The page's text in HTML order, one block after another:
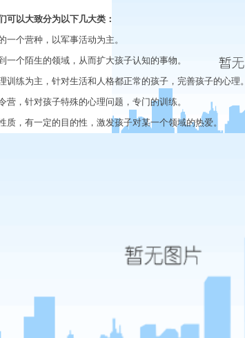
可以大致分为以下几大类：
一个营种，以军事活动为主。
一个陌生的领域，从而扩大孩子认知的事物。
训练为主，针对生活和人格都正常的孩子，完善孩子的心理。
营，针对孩子特殊的心理问题，专门的训练。
质，有一定的目的性，激发孩子对某一个领域的热爱。